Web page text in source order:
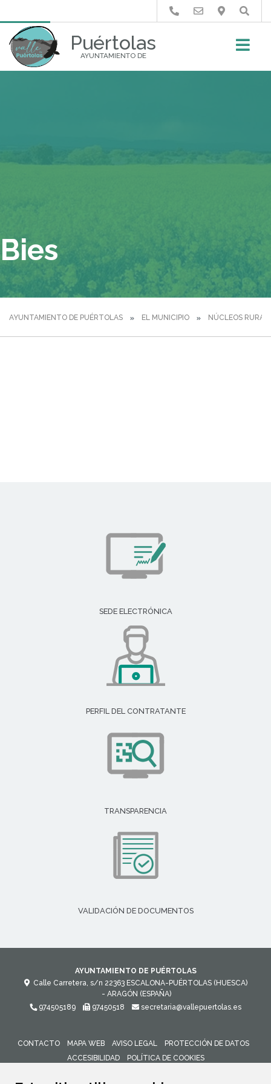
Puértolas
AYUNTAMIENTO DE
Buscar
Bies
AYUNTAMIENTO DE PUÉRTOLAS EL MUNICIPIO NÚCLEOS
SEDE ELECTRÓNICA
PERFIL DEL CONTRATANTE
TRANSPARENCIA
VALIDACIÓN DE DOCUMENTOS
AYUNTAMIENTO DE PUÉRTOLAS
Calle Carretera, s/n 22363 ESCALONA-PUÉRTOLAS (HUESCA)
- ARAGÓN (ESPAÑA)
974505189
97450518 secretaria@vallepuertolas.es
CONTACTO MAPA WEB AVISO LEGAL
PROTECCIÓN DE DATOS
ACCESIBILIDAD
POLÍTICA DE COOKIES